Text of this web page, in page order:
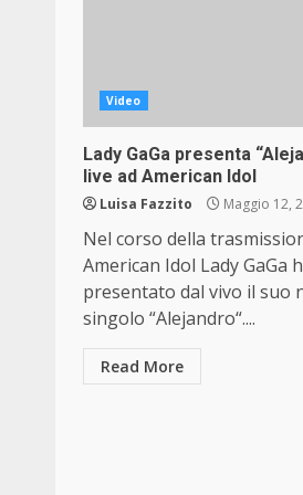
Video
Lady GaGa presenta
live ad American Idol
Luisa Fazzito Maggio 12,
Nel corso della
American Idol Lady GaGa
presentato dal vivo il suo
singolo “Alejandro“....
Read More